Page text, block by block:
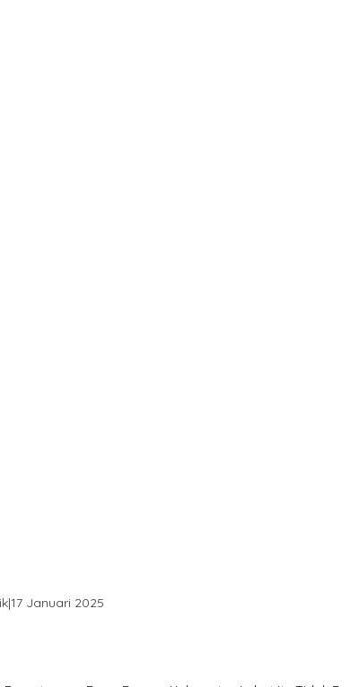
|17 Januari 2025